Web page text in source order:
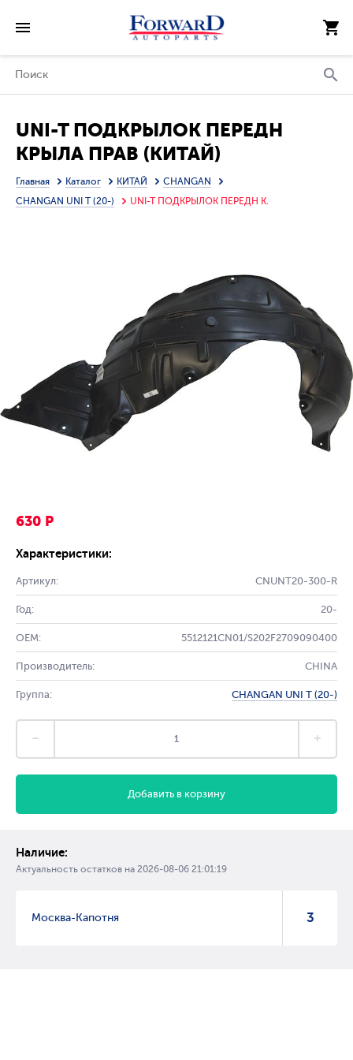
UNI-T ПОДКРЫЛОК ПЕРЕДН
КРЫЛА ПРАВ (КИТАЙ)
Главная Каталог КИТАЙ
CHANGAN
CHANGAN UNI T (20-)
UNI-T ПОДКРЫЛОК ПЕРЕДН К.
630 Р
Характеристики:
Артикул: CNUNT20-300-R
Год: 20-
OEM: 5512121CN01/S202F2709090400
Производитель: CHINA
Группа: CHANGAN UNI T (20-)
Добавить в корзину
Наличие:
Актуальность остатков на 2026-08-06 21:01:19
Москва-Капотня 3